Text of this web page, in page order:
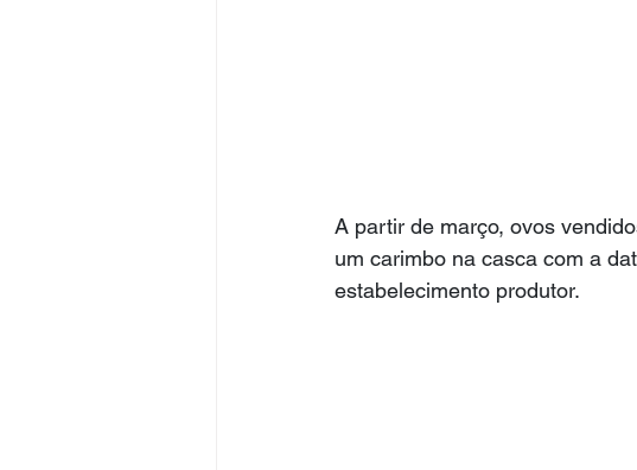
A partir de março, ovos
um carimbo na casca com a
estabelecimento produtor.